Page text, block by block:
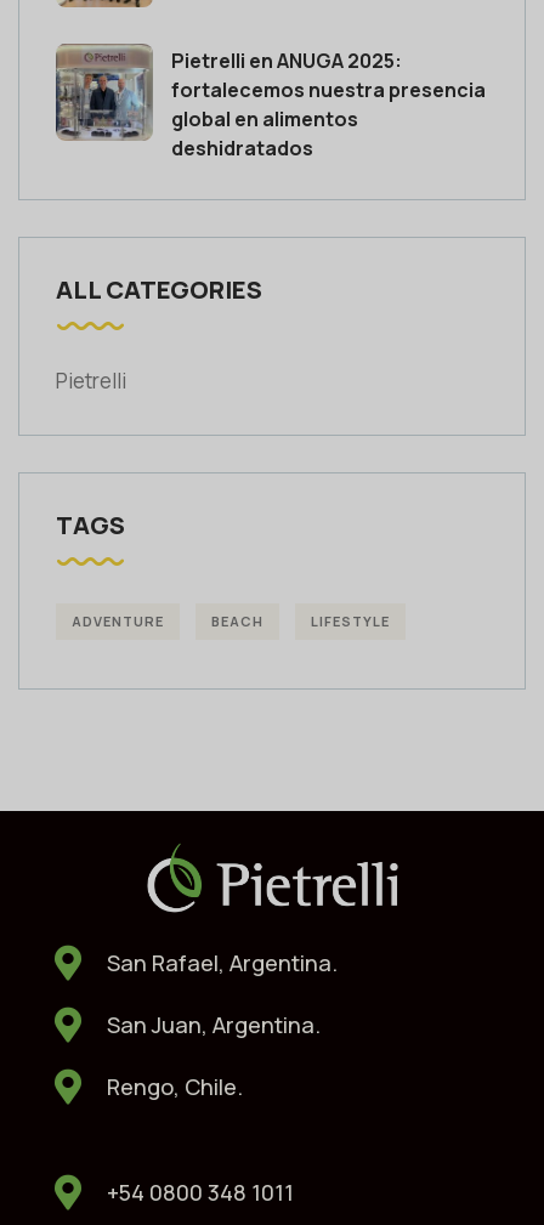
Pietrelli en ANUGA 2025:
fortalecemos nuestra presencia
global en alimentos
deshidratados
ALL CATEGORIES
Pietrelli
TAGS
ADVENTURE BEACH LIFESTYLE
San Rafael, Argentina.
San Juan, Argentina.
Rengo, Chile.
+54 0800 348 1011